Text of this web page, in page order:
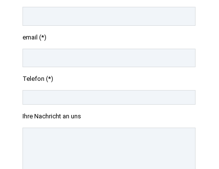
email (*)
Telefon (*)
Ihre Nachricht an uns